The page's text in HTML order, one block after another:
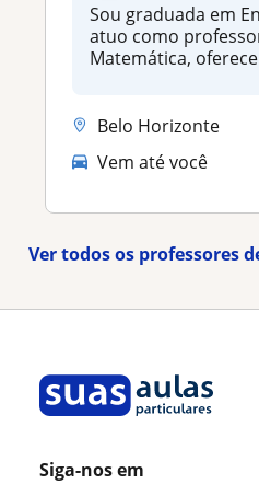
Sou graduada em
atuo como
Matemática,
Belo Horizonte
Vem até você
Ver todos os professores
Siga-nos em